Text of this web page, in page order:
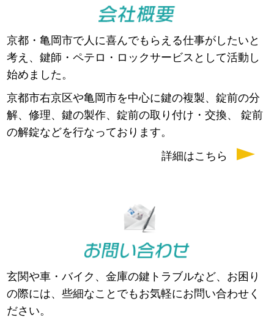
京都・亀岡市で人に喜んでもらえる仕事がしたいと
考え、鍵師・ペテロ・ロックサービスとして活動し
始めました。
京都市右京区や亀岡市を中心に鍵の複製、錠前の分
解、修理、鍵の製作、錠前の取り付け・交換、 錠前
の解錠などを行なっております。
詳細はこちら
玄関や車・バイク、金庫の鍵トラブルなど、お困り
の際には、些細なことでもお気軽にお問い合わせく
ださい。